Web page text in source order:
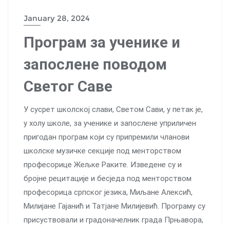
January 28, 2024
Програм за ученике и
запослене поводом
Светог Саве
У сусрет школској слави, Светом Сави, у петак је,
у холу школе, за ученике и запослене уприличен
пригодан програм који су припремили чланови
школске музичке секције под менторством
професорице Жељке Раките. Изведене су и
бројне рецитације и бесједа под менторством
професорица српског језика, Миљане Алексић,
Милијане Гајанић и Татјане Милијевић. Програму су
присуствовали и градоначелник града Прњавора,